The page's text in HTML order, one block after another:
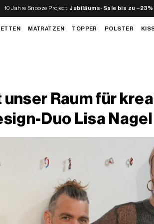
10 Jahre Snooze Project: Jubiläums-Sale bis zu −23%
MATRATZEN TOPPER POLSTER
Raum für
Duo Lisa